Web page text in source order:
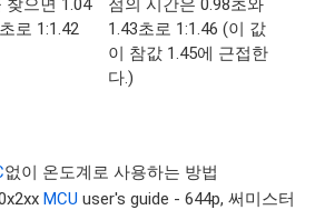
로 1:1.42
1.43초로 1:1.46 (이 값
이 참값 1.45에 근접한
다.)
없이 온도계로 사용하는 방법
MCU user's guide - 644p, 써미스터